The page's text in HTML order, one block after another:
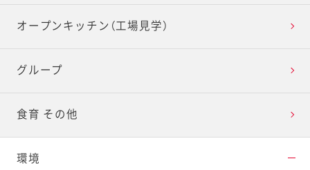
オープンキッチン（工場見学）
グループ
食育 その他
環境